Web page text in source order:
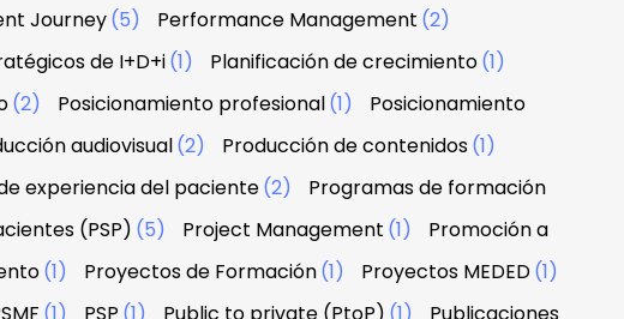
Journey(5) Performance Management (2)
de I+D+i(1) Planificación de crecimiento(1)
(2) Posicionamiento profesional(1)
Posicionamiento
audiovisual(2) Producción de contenidos(1)
experiencia del paciente(2)
Programas de formación
(PSP) (5) Project Management (1)
Promoción a
(1) Proyectos de Formación(1) Proyectos MEDED(1)